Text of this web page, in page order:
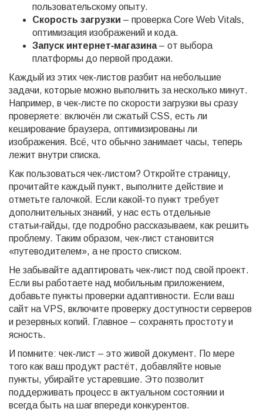
пользовательскому опыту.
Скорость загрузки – проверка Core Web Vitals,
оптимизация изображений и кода.
Запуск интернет‑магазина– от выбора
платформы до первой продажи.
Каждый из этих чек‑листов разбит на небольшие
задачи, которые можно выполнить за несколько минут.
Например, в чек‑листе по скорости загрузки вы сразу
проверяете: включён ли сжатый CSS, есть ли
кеширование браузера, оптимизированы ли
изображения. Всё, что обычно занимает часы, теперь
лежит внутри списка.
Как пользоваться чек‑листом? Откройте страницу,
прочитайте каждый пункт, выполните действие и
отметьте галочкой. Если какой‑то пункт требует
дополнительных знаний, у нас есть отдельные
статьи‑гайды, где подробно рассказываем, как решить
проблему. Таким образом, чек‑лист становится
«путеводителем», а не просто списком.
Не забывайте адаптировать чек‑лист под свой проект.
Если вы работаете над мобильным приложением,
добавьте пункты проверки адаптивности. Если ваш
сайт на VPS, включите проверку доступности серверов
и резервных копий. Главное – сохранять простоту и
ясность.
И помните: чек‑лист – это живой документ. По мере
того как ваш продукт растёт, добавляйте новые
пункты, убирайте устаревшие. Это позволит
поддерживать процесс в актуальном состоянии и
всегда быть на шаг впереди конкурентов.